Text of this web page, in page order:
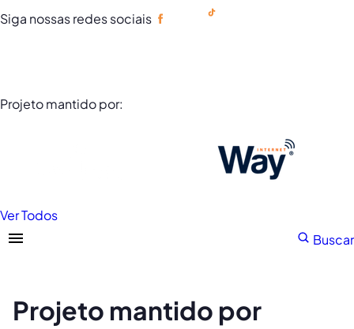
Siga nossas redes sociais
Projeto mantido por:
Ver Todos
Buscar
Projeto mantido por